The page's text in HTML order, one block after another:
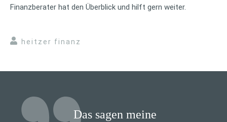
Finanzberater hat den Überblick und hilft gern weiter.
heitzer finanz
Das sagen meine